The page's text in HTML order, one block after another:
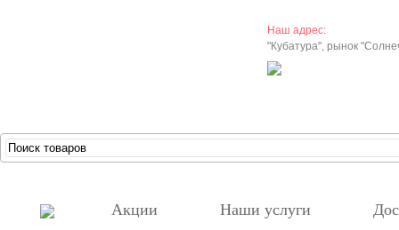
Наш адрес:
"Кубатура", рынок
Акции Наши услуги